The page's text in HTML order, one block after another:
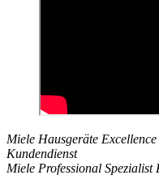
Miele Hausgeräte
Kundendienst
Miele Professional Spezialist